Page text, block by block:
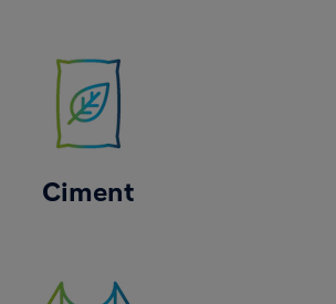
Image
Ciment
Image